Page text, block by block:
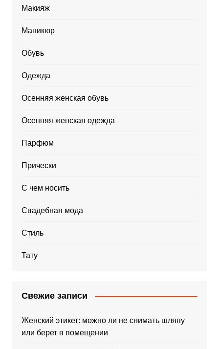
Макияж
Маникюр
Обувь
Одежда
Осенняя женская обувь
Осенняя женская одежда
Парфюм
Прически
С чем носить
Свадебная мода
Стиль
Тату
Свежие записи
Женский этикет: можно ли не снимать шляпу
или берет в помещении